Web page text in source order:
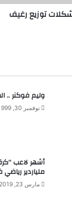
توزيع رغيف
وليم فوكنر ..
نوفمبر 30, 1999
أشهر لاعب
ملياردير رياضي
مارس 23, 2019